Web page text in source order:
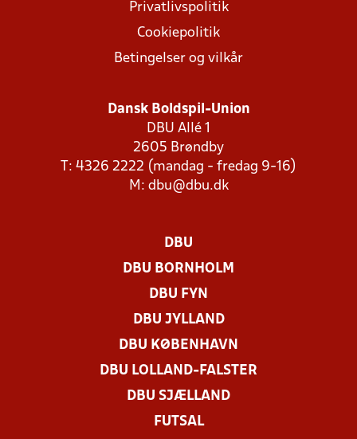
Privatlivspolitik
Cookiepolitik
Betingelser og vilkår
Dansk Boldspil-Union
DBU Allé 1
2605 Brøndby
T: 4326 2222 (mandag - fredag 9-16)
M: dbu@dbu.dk
DBU
DBU BORNHOLM
DBU FYN
DBU JYLLAND
DBU KØBENHAVN
DBU LOLLAND-FALSTER
DBU SJÆLLAND
FUTSAL